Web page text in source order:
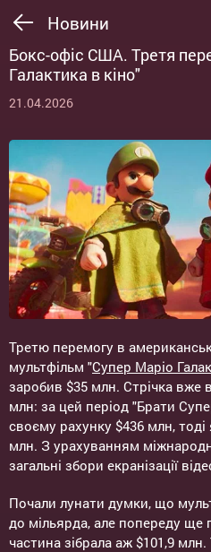
Новини
Бокс-офіс США. Третя
Галактика в кіно"
21.04.2026
Третю перемогу в
мультфільм "Супер Маріо
заробив $35 млн. Стрічка вже
млн: за цей період "Брати
своєму рахунку $436 млн,
млн. З урахуванням
загальні збори екранізації
Почали лунати думки, що
до мільярда, але попереду ще
частина зібрала аж $101,9